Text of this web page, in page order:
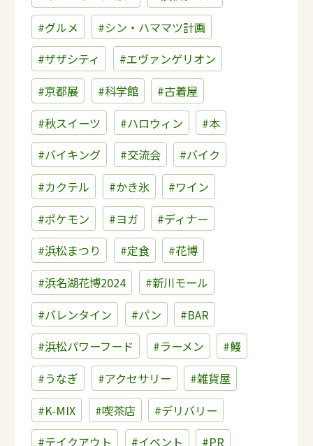
#グルメ
#シン・ハママツ計画
#ザザシティ
#エヴァンゲリオン
#京都展
#科学館
#古着屋
#秋スイーツ
#ハロウィン
#本
#バイキング
#交流会
#バイク
#カクテル
#かき氷
#ワイン
#ポケモン
#ヨガ
#ディナー
#浜松まつり
#定食
#花博
#浜名湖花博2024
#新川モール
#バレンタイン
#パン
#BAR
#浜松パワーフード
#ラーメン
#鰻
#うなぎ
#アクセサリー
#雑貨屋
#K-MIX
#喫茶店
#デリバリー
#テイクアウト
#イベント
#PR